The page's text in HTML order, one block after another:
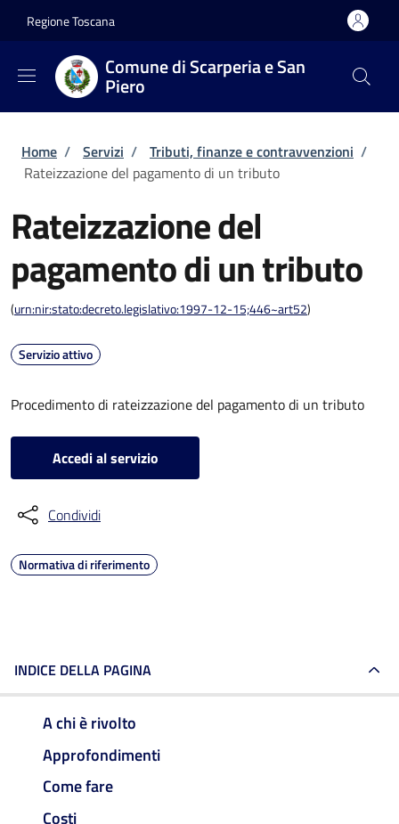
Regione Toscana
Comune di Scarperia e San
Piero
Briciole di pane
Home / Servizi / Tributi, finanze e contravvenzioni /
Rateizzazione del pagamento di un tributo
Rateizzazione del
pagamento di un tributo
(urn:nir:stato:decreto.legislativo:1997-12-15;446~art52)
Servizio attivo
Procedimento di rateizzazione del pagamento di un tributo
Accedi al servizio
Condividi
Normativa di riferimento
INDICE DELLA PAGINA
A chi è rivolto
Approfondimenti
Come fare
Costi